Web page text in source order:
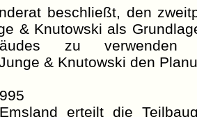
beschließt, den
& Knutowski als
zu
& Knutowski den
erteilt die